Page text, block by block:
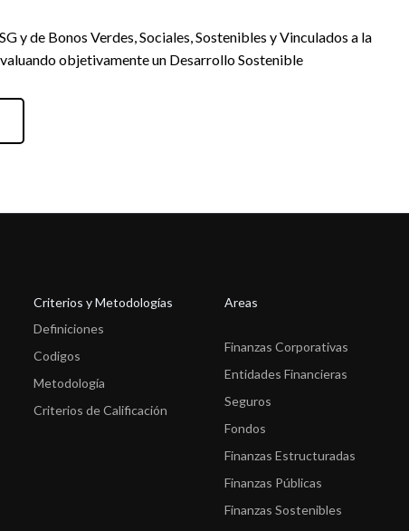
y de Bonos Verdes, Sociales, Sostenibles y Vinculados a la
objetivamente un Desarrollo Sostenible
Criterios y Metodologías
Definiciones
Codigos
Metodología
Criterios de Calificación
Areas
Finanzas Corporativas
Entidades Financieras
Seguros
Fondos
Finanzas Estructuradas
Finanzas Públicas
Finanzas Sostenibles